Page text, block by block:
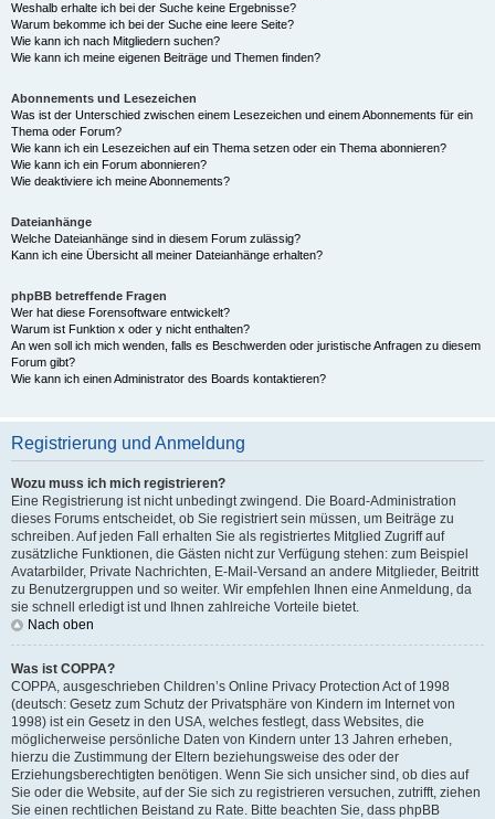
Weshalb erhalte ich bei der Suche keine Ergebnisse?
Warum bekomme ich bei der Suche eine leere Seite?
Wie kann ich nach Mitgliedern suchen?
Wie kann ich meine eigenen Beiträge und Themen finden?
Abonnements und Lesezeichen
Was ist der Unterschied zwischen einem Lesezeichen und einem Abonnements für ein
Thema oder Forum?
Wie kann ich ein Lesezeichen auf ein Thema setzen oder ein Thema abonnieren?
Wie kann ich ein Forum abonnieren?
Wie deaktiviere ich meine Abonnements?
Dateianhänge
Welche Dateianhänge sind in diesem Forum zulässig?
Kann ich eine Übersicht all meiner Dateianhänge erhalten?
phpBB betreffende Fragen
Wer hat diese Forensoftware entwickelt?
Warum ist Funktion x oder y nicht enthalten?
An wen soll ich mich wenden, falls es Beschwerden oder juristische Anfragen zu diesem
Forum gibt?
Wie kann ich einen Administrator des Boards kontaktieren?
Registrierung und Anmeldung
Wozu muss ich mich registrieren?
Eine Registrierung ist nicht unbedingt zwingend. Die Board-Administration
dieses Forums entscheidet, ob Sie registriert sein müssen, um Beiträge zu
schreiben. Auf jeden Fall erhalten Sie als registriertes Mitglied Zugriff auf
zusätzliche Funktionen, die Gästen nicht zur Verfügung stehen: zum Beispiel
Avatarbilder, Private Nachrichten, E-Mail-Versand an andere Mitglieder, Beitritt
zu Benutzergruppen und so weiter. Wir empfehlen Ihnen eine Anmeldung, da
sie schnell erledigt ist und Ihnen zahlreiche Vorteile bietet.
Nach oben
Was ist COPPA?
COPPA, ausgeschrieben Children’s Online Privacy Protection Act of 1998
(deutsch: Gesetz zum Schutz der Privatsphäre von Kindern im Internet von
1998) ist ein Gesetz in den USA, welches festlegt, dass Websites, die
möglicherweise persönliche Daten von Kindern unter 13 Jahren erheben,
hierzu die Zustimmung der Eltern beziehungsweise des oder der
Erziehungsberechtigten benötigen. Wenn Sie sich unsicher sind, ob dies auf
Sie oder die Website, auf der Sie sich zu registrieren versuchen, zutrifft, ziehen
Sie einen rechtlichen Beistand zu Rate. Bitte beachten Sie, dass phpBB